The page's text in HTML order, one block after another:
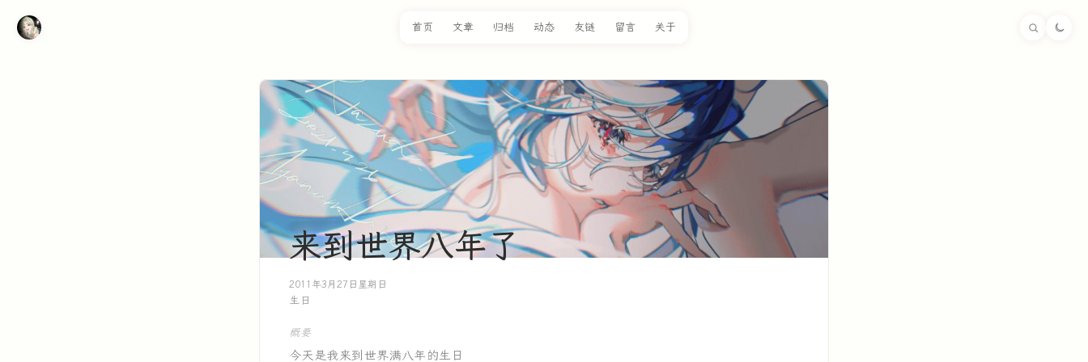
首页 文章 归档 动态 友链 留言 关于
来到世界八年了
2011年3月27日星期日
生日
概要
今天是我来到世界满八年的生日